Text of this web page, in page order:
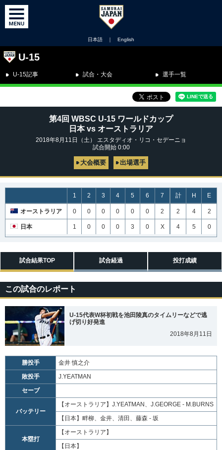
日本語 ｜ English
U-15
U-15記事 試合・大会 選手一覧
第4回 WBSC U-15 ワールドカップ
日本 vs オーストラリア
2018年8月11日（土） エスタディオ・リコ・セデーニョ
試合開始 0:00
大会概要 出場選手
1 2 3 4 5 6 7 計 H E
オーストラリア 0 0 0 0 0 0 2 2 4 2
日本 1 0 0 0 3 0 X 4 5 0
試合結果TOP 試合経過 投打成績
この試合のレポート
U-15代表W杯初戦を池田陵真のタイムリーなどで逃
げ切り好発進
2018年8月11日
勝投手
金井 慎之介
敗投手
J.YEATMAN
セーブ
バッテリー
【オーストラリア】 J.YEATMAN、J.GEORGE - M.BURNS
【日本】 畔柳、金井、清田、藤森 - 坂
本塁打
【オーストラリア】
【日本】